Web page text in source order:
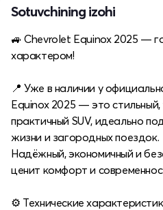
Sotuvchining izohi
🚙 Chevrolet Equinox 2025 —
характером!
📍 Уже в наличии у
Equinox 2025 — это стильный,
практичный SUV, идеально
жизни и загородных поездок.
Надёжный, экономичный и
ценит комфорт и
⚙️ Технические